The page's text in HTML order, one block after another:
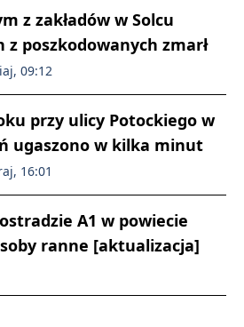
z zakładów w Solcu
z poszkodowanych zmarł
09:12
przy ulicy Potockiego w
ugaszono w kilka minut
16:01
A1 w powiecie
ranne [aktualizacja]